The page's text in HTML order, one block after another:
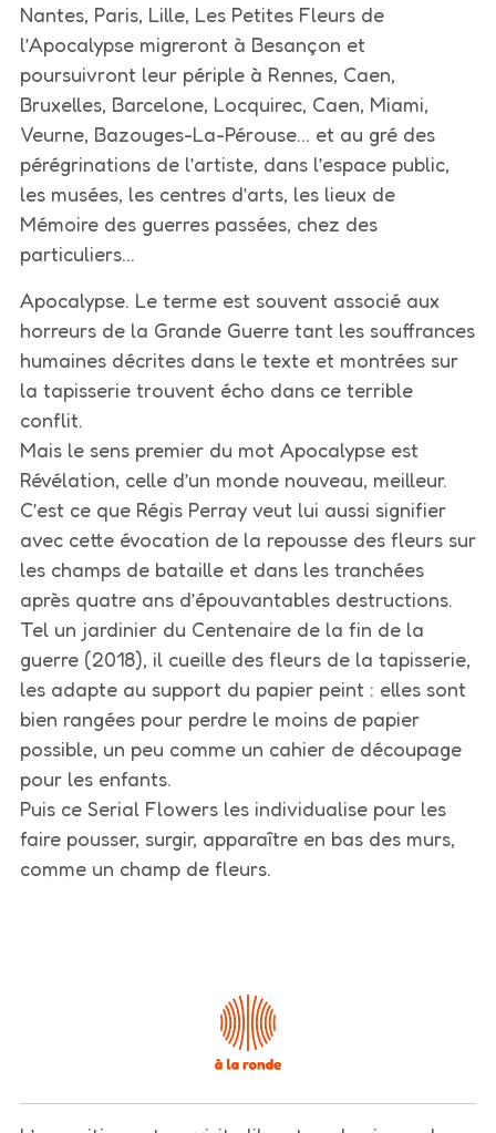
Nantes, Paris, Lille, Les Petites Fleurs de
l’Apocalypse migreront à Besançon et
poursuivront leur périple à Rennes, Caen,
Bruxelles, Barcelone, Locquirec, Caen, Miami,
Veurne, Bazouges-La-Pérouse… et au gré des
pérégrinations de l’artiste, dans l’espace public,
les musées, les centres d’arts, les lieux de
Mémoire des guerres passées, chez des
particuliers…
Apocalypse. Le terme est souvent associé aux
horreurs de la Grande Guerre tant les souffrances
humaines décrites dans le texte et montrées sur
la tapisserie trouvent écho dans ce terrible
conflit.
Mais le sens premier du mot Apocalypse est
Révélation, celle d’un monde nouveau, meilleur.
C’est ce que Régis Perray veut lui aussi signifier
avec cette évocation de la repousse des fleurs sur
les champs de bataille et dans les tranchées
après quatre ans d’épouvantables destructions.
Tel un jardinier du Centenaire de la fin de la
guerre (2018), il cueille des fleurs de la tapisserie,
les adapte au support du papier peint : elles sont
bien rangées pour perdre le moins de papier
possible, un peu comme un cahier de découpage
pour les enfants.
Puis ce Serial Flowers les individualise pour les
faire pousser, surgir, apparaître en bas des murs,
comme un champ de fleurs.